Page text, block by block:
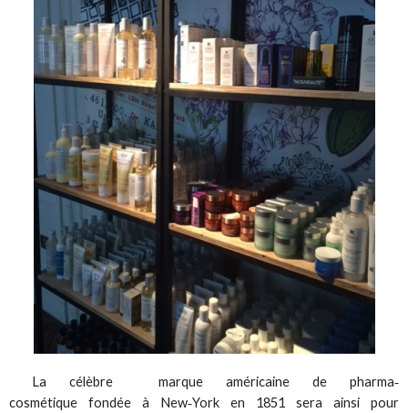
La célèbre marque américaine de pharma‐
cosmétique fondée à New‐York en 1851 sera ainsi pour